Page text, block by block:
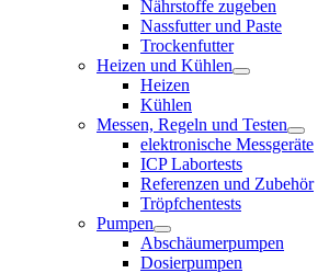
Nährstoffe zugeben
Nassfutter und Paste
Trockenfutter
Heizen und Kühlen
Heizen
Kühlen
Messen, Regeln und Testen
elektronische Messgeräte
ICP Labortests
Referenzen und Zubehör
Tröpfchentests
Pumpen
Abschäumerpumpen
Dosierpumpen